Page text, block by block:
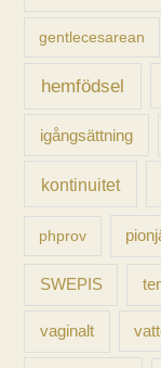
gentlecesarean
hemfödsel
igångsättning
kontinuitet
phprov
SWEPIS
vaginalt